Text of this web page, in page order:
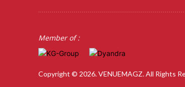
Member of :
Copyright © 2026. VENUEMAGZ. All Rights